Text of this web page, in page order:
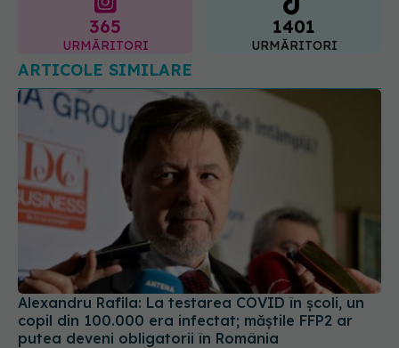
365
URMĂRITORI
1401
URMĂRITORI
ARTICOLE SIMILARE
Alexandru Rafila: La testarea COVID în școli, un
copil din 100.000 era infectat; măștile FFP2 ar
putea deveni obligatorii în România